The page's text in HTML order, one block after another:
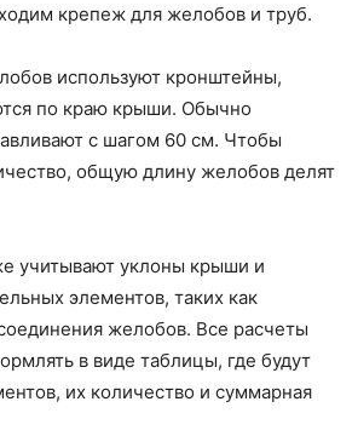
крепеж для желобов и труб.
используют кронштейны,
по краю крыши. Обычно
с шагом 60 см. Чтобы
общую длину желобов делят
учитывают уклоны крыши и
элементов, таких как
желобов. Все расчеты
в виде таблицы, где будут
их количество и суммарная